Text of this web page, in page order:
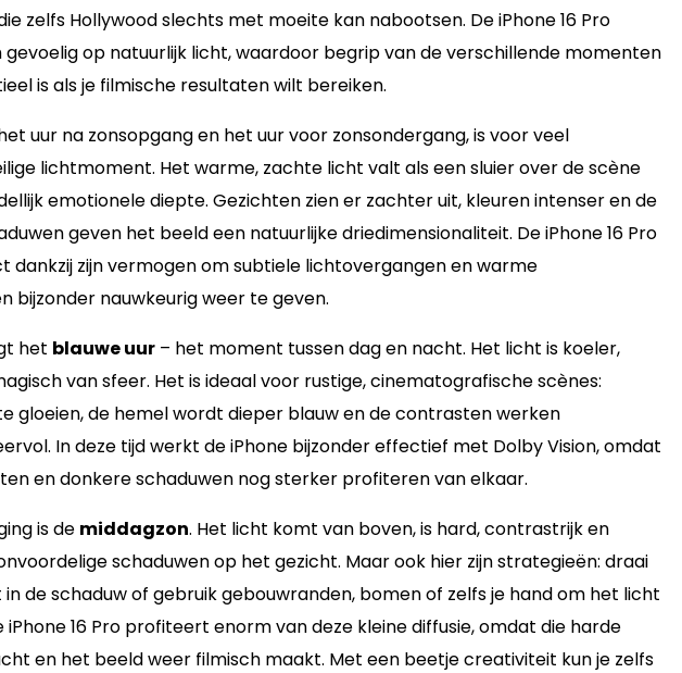
zelfs Hollywood slechts met moeite kan nabootsen. De iPhone 16 Pro
op natuurlijk licht, waardoor begrip van de verschillende momenten
is als je filmische resultaten wilt bereiken.
uur na zonsopgang en het uur voor zonsondergang, is voor veel
lichtmoment. Het warme, zachte licht valt als een sluier over de scène
emotionele diepte. Gezichten zien er zachter uit, kleuren intenser en de
geven het beeld een natuurlijke driedimensionaliteit. De iPhone 16 Pro
zijn vermogen om subtiele lichtovergangen en warme
bijzonder nauwkeurig weer te geven.
het blauwe uur – het moment tussen dag en nacht. Het licht is koeler,
van sfeer. Het is ideaal voor rustige, cinematografische scènes:
gloeien, de hemel wordt dieper blauw en de contrasten werken
In deze tijd werkt de iPhone bijzonder effectief met Dolby Vision, omdat
en donkere schaduwen nog sterker profiteren van elkaar.
is de middagzon. Het licht komt van boven, is hard, contrastrijk en
schaduwen op het gezicht. Maar ook hier zijn strategieën: draai
de schaduw of gebruik gebouwranden, bomen of zelfs je hand om het licht
iPhone 16 Pro profiteert enorm van deze kleine diffusie, omdat die harde
en het beeld weer filmisch maakt. Met een beetje creativiteit kun je zelfs